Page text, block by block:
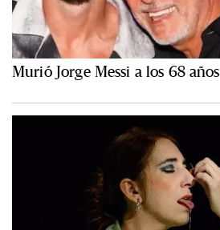
Murió Jorge Messi a los 68 años